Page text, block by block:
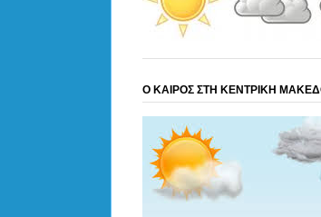
Ο ΚΑΙΡΟΣ ΣΤΗ ΚΕΝΤΡΙΚΗ